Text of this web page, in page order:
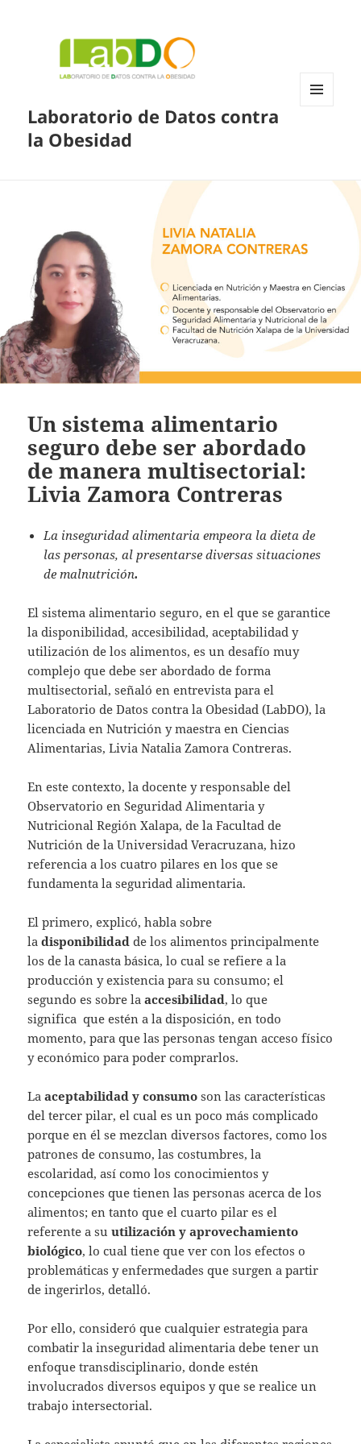
Laboratorio de Datos contra
la Obesidad
Un sistema alimentario
seguro debe ser abordado
de manera multisectorial:
Livia Zamora Contreras
La inseguridad alimentaria empeora la dieta de
las personas, al presentarse diversas situaciones
de malnutrición.
El sistema alimentario seguro, en el que se garantice
la disponibilidad, accesibilidad, aceptabilidad y
utilización de los alimentos, es un desafío muy
complejo que debe ser abordado de forma
multisectorial, señaló en entrevista para el
Laboratorio de Datos contra la Obesidad (LabDO), la
licenciada en Nutrición y maestra en Ciencias
Alimentarias, Livia Natalia Zamora Contreras.
En este contexto, la docente y responsable del
Observatorio en Seguridad Alimentaria y
Nutricional Región Xalapa, de la Facultad de
Nutrición de la Universidad Veracruzana, hizo
referencia a los cuatro pilares en los que se
fundamenta la seguridad alimentaria.
El primero, explicó, habla sobre
ladisponibilidad de los alimentos principalmente
los de la canasta básica, lo cual se refiere a la
producción y existencia para su consumo; el
segundo es sobre laaccesibilidad, lo que
significa que estén a la disposición, en todo
momento, para que las personas tengan acceso físico
y económico para poder comprarlos.
Laaceptabilidad y consumoson las características
del tercer pilar, el cual es un poco más complicado
porque en él se mezclan diversos factores, como los
patrones de consumo, las costumbres, la
escolaridad, así como los conocimientos y
concepciones que tienen las personas acerca de los
alimentos; en tanto que el cuarto pilar es el
referente a suutilización y aprovechamiento
biológico, lo cual tiene que ver con los efectos o
problemáticas y enfermedades que surgen a partir
de ingerirlos, detalló.
Por ello, consideró que cualquier estrategia para
combatir la inseguridad alimentaria debe tener un
enfoque transdisciplinario, donde estén
involucrados diversos equipos y que se realice un
trabajo intersectorial.